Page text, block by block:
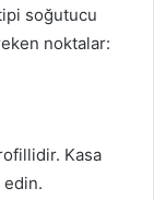
soğutucu
noktalar:
Kasa
edin.